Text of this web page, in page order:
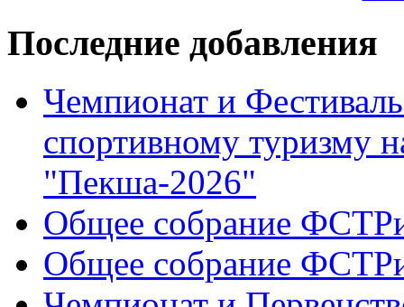
Последние добавления
Чемпионат и
спортивному туризму
"Пекша-2026"
Общее собрание
Общее собрание